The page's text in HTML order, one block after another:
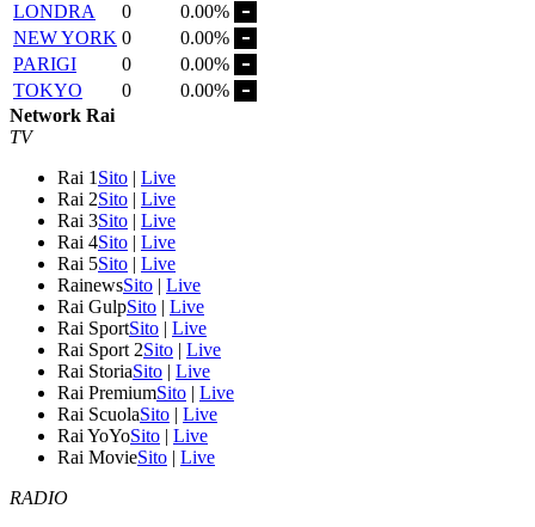
LONDRA
0
0.00%
NEW YORK 0
0.00%
PARIGI
0
0.00%
TOKYO
0
0.00%
Network Rai
TV
Rai 1 Sito | Live
Rai 2Sito | Live
Rai 3Sito | Live
Rai 4Sito | Live
Rai 5Sito | Live
RainewsSito | Live
Rai GulpSito | Live
Rai SportSito | Live
Rai Sport 2Sito | Live
Rai StoriaSito | Live
Rai PremiumSito | Live
Rai ScuolaSito | Live
Rai YoYoSito | Live
Rai MovieSito | Live
RADIO